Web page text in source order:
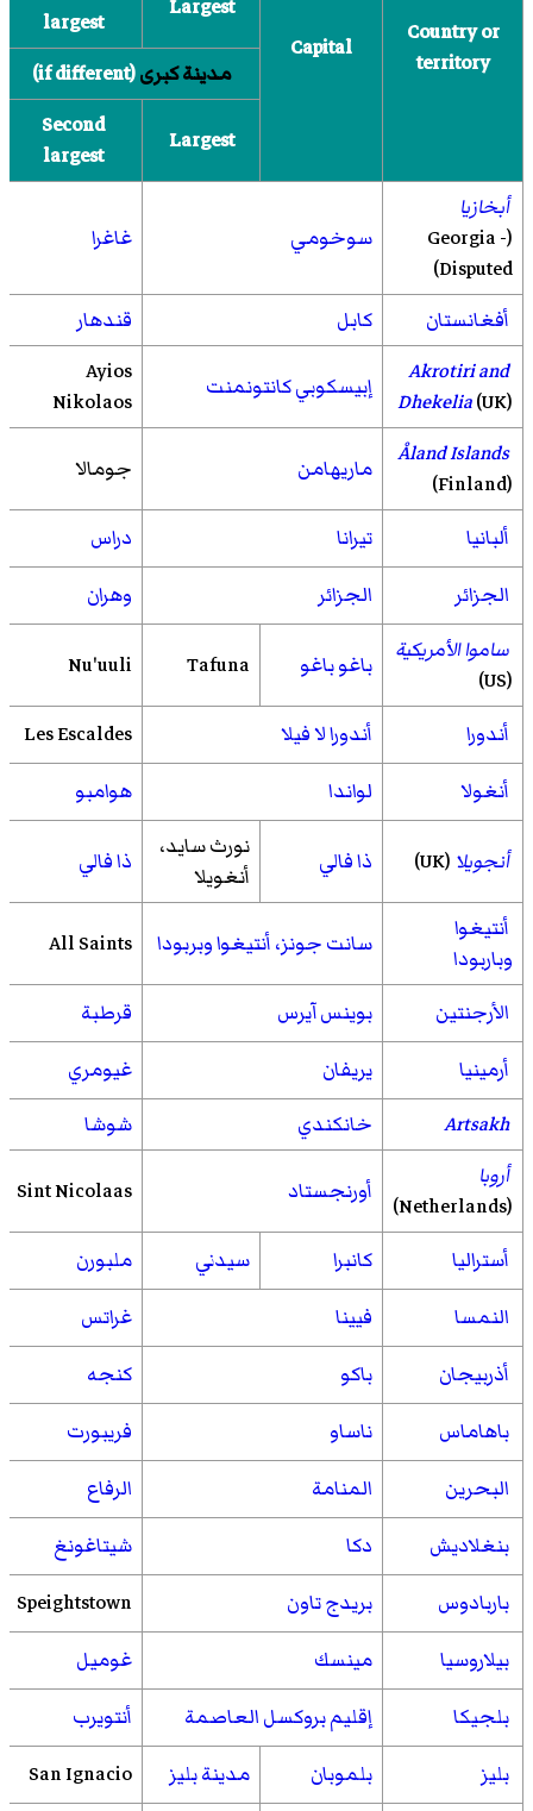
Country or
territory
Capital
Largest
largest
مدينة كبرى(if different)
Largest
Second
largest
أبخازيا
(Georgia -
Disputed)
سوخومي غاغرا
أفغانستان كابل
قندهار
Akrotiri and
Dhekelia(UK) إبيسكوبي كانتونمنت
Ayios
Nikolaos
Åland Islands
(Finland)
ماريهامن جومالا
ألبانيا تيرانا
دراس
الجزائر
الجزائر
وهران
ساموا الأمريكية
(US)
باغو باغو Tafuna
Nu'uuli
أندورا أندورا لا فيلا
Les Escaldes
أنغولا
لواندا هوامبو
أنجويلا (UK) ذا فالي
نورث سايد،
أنغويلا
ذا فالي
أنتيغوا
وباربودا
سانت جونز، أنتيغوا وبربودا All Saints
الأرجنتين بوينس آيرس
قرطبة
أرمينيا
يريفان
غيومري
Artsakh
خانكندي
شوشا
أروبا
(Netherlands)
أورنجستاد Sint Nicolaas
أستراليا كانبرا سيدني
ملبورن
النمسا
فيينا
غراتس
أذربيجان
باكو
كنجه
باهاماس
ناساو
فريبورت
البحرين
المنامة
الرفاع
بنغلاديش
دكا
شيتاغونغ
باربادوس
بريدج تاون
Speightstown
بيلاروسيا
مينسك
غوميل
بلجيكا
إقليم بروكسل العاصمة
أنتويرب
بليز
بلموبان مدينة بليز San Ignacio